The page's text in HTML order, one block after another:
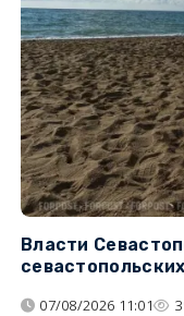
Власти
07/08/2026 11:01